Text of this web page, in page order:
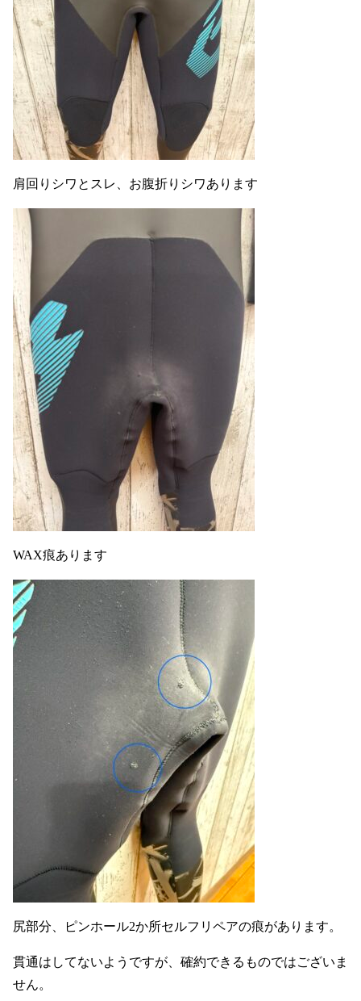
肩回りシワとスレ、お腹折りシワあります
WAX痕あります
尻部分、ピンホール2か所セルフリペアの痕があります。
貫通はしてないようですが、確約できるものではございま
せん。